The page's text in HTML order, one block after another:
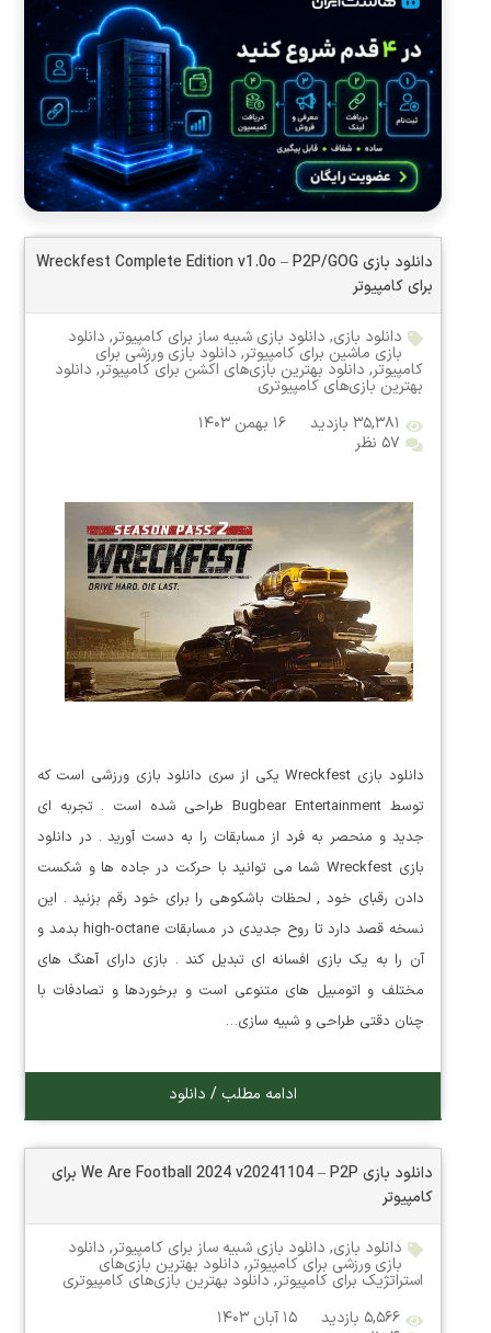
دانلود بازی Wreckfest Complete Edition v1.0o – P2P/GOG
برای کامپیوتر
دانلود بازی, دانلود بازی شبیه ساز برای کامپیوتر, دانلود
بازی ماشین برای کامپیوتر, دانلود بازی ورزشی برای
کامپیوتر, دانلود بهترین بازی‌های اکشن برای کامپیوتر, دانلود
بهترین بازی‌های کامپیوتری
۳۵,۳۸۱ بازدید
۱۶ بهمن ۱۴۰۳
۵۷ نظر
دانلود بازی Wreckfest یکی از سری دانلود بازی ورزشی است که
توسط Bugbear Entertainment طراحی شده است . تجربه ای
جدید و منحصر به فرد از مسابقات را به دست آورید . در دانلود
بازی Wreckfest شما می توانید با حرکت در جاده ها و شکست
دادن رقبای خود , لحظات باشکوهی را برای خود رقم بزنید . این
نسخه قصد دارد تا روح جدیدی در مسابقات high-octane بدمد و
آن را به یک بازی افسانه ای تبدیل کند . بازی دارای آهنگ های
مختلف و اتومبیل های متنوعی است و برخوردها و تصادفات با
چنان دقتی طراحی و شبیه سازی…
ادامه مطلب / دانلود
دانلود بازی We Are Football 2024 v20241104 – P2P برای
کامپیوتر
دانلود بازی, دانلود بازی شبیه ساز برای کامپیوتر, دانلود
بازی ورزشی برای کامپیوتر, دانلود بهترین بازی‌های
استراتژیک برای کامپیوتر,دانلود بهترین بازی‌های کامپیوتری
۵,۵۶۶ بازدید
۱۵ آبان ۱۴۰۳